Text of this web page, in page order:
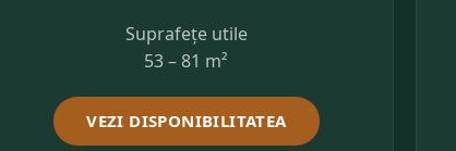
Suprafețe utile
53 – 81 m²
VEZI DISPONIBILITATEA